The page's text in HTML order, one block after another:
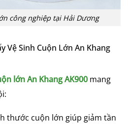
công nghiệp tại Hải Dương
Vệ Sinh Cuộn Lớn An Khang
lớn An Khang AK900 mang
thước cuộn lớn giúp giảm tần